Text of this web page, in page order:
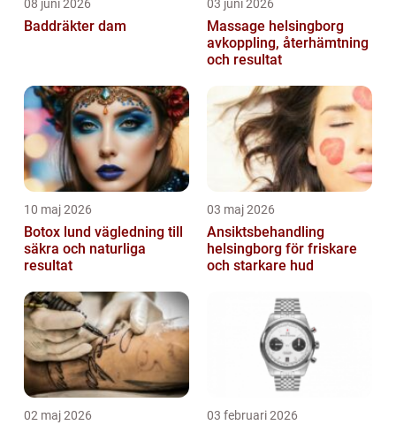
08 juni 2026
Baddräkter dam
03 juni 2026
Massage helsingborg
avkoppling, återhämtning
och resultat
10 maj 2026
Botox lund vägledning till
säkra och naturliga
resultat
03 maj 2026
Ansiktsbehandling
helsingborg för friskare
och starkare hud
02 maj 2026 03 februari 2026